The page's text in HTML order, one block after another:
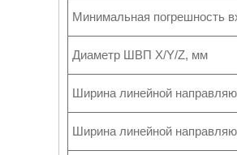
Минимальная погрешность
Диаметр ШВП X/Y/Z, мм
Ширина линейной
Ширина линейной